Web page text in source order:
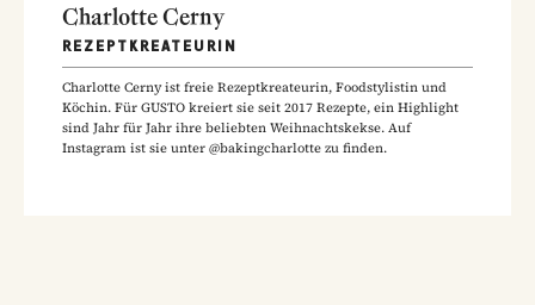
Charlotte Cerny
REZEPTKREATEURIN
Charlotte Cerny ist freie Rezeptkreateurin, Foodstylistin und
Köchin. Für GUSTO kreiert sie seit 2017 Rezepte, ein Highlight
sind Jahr für Jahr ihre beliebten Weihnachtskekse. Auf
Instagram ist sie unter @bakingcharlotte zu finden.